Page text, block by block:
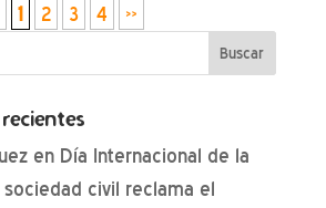
1 2 3 4 »
en Día Internacional de la
sociedad civil reclama el